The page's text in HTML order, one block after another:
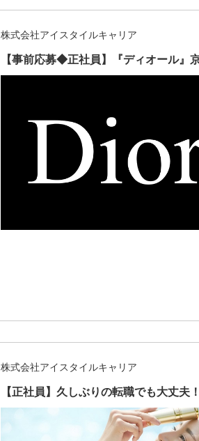
株式会社アイスタイルキャリア
【事前応募◆正社員】『ディオール』
株式会社アイスタイルキャリア
【正社員】久しぶりの転職でも大丈